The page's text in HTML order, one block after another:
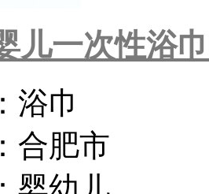
儿一次性浴
浴巾
合肥市